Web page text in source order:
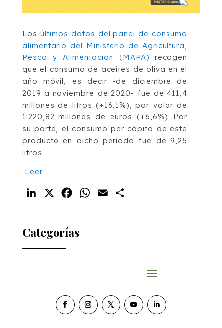
Los últimos datos del panel de consumo
alimentario del Ministerio de Agricultura,
Pesca y Alimentación (MAPA) recogen
que el consumo de aceites de oliva en el
año móvil, es decir -de diciembre de
2019 a noviembre de 2020- fue de 411,4
millones de litros (+16,1%), por valor de
1.220,82 millones de euros (+6,6%). Por
su parte, el consumo per cápita de este
producto en dicho período fue de 9,25
litros.
Leer
LinkedIn FacebookWhatsApp
Email
Categorías